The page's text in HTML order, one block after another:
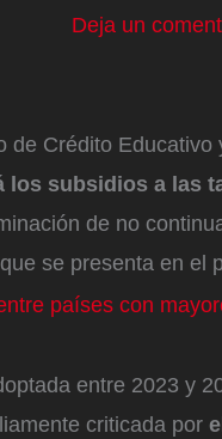
Deja un
de Crédito
los subsidios a las
de no
se presenta en el
países con
entre 2023 y
criticada por